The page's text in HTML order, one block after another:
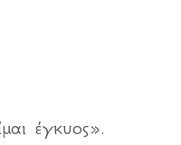
έγκυος».